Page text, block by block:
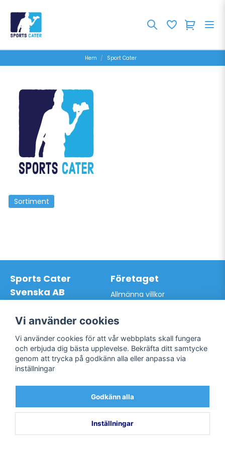
Hem Sport Cater
Sortiment
Sports Cater
Svenska AB
Org.nr: 559024-7762
Mail:info@sportscater.se
Företaget
Allmänna villkor
Bli kund / Logga in
Support
Allmänna villkor
Kontakta oss
Facebook
Twitter
Vi använder cookies
Vi använder cookies för att vår webbplats skall fungera
och erbjuda dig bästa upplevelse. Bekräfta ditt samtycke
genom att trycka på godkänn alla eller anpassa via
inställningar
Godkänn alla
Inställningar